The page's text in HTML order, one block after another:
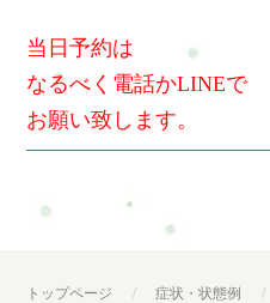
当日予約は
なるべく電話かLINEで
お願い致します。
トップページ 症状・状態例